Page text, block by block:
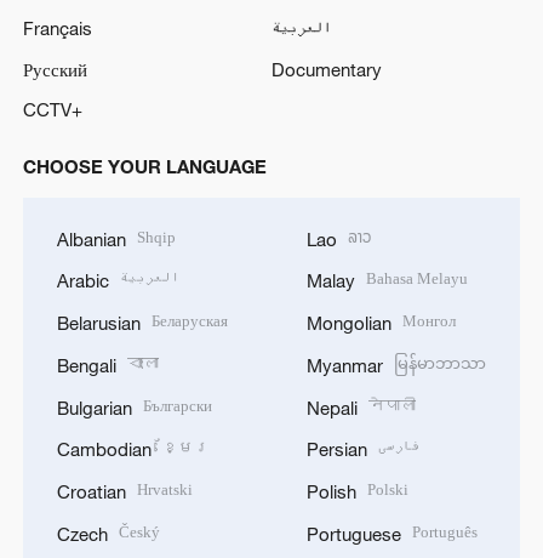
Français
العربية
Русский
Documentary
CCTV+
CHOOSE YOUR LANGUAGE
Albanian Shqip
Arabic العربية
Belarusian Беларуская
Bengali বাংলা
Bulgarian Български
Cambodian ខ្មែរ
Croatian Hrvatski
Czech Český
Lao ລາວ
Malay Bahasa Melayu
Mongolian Монгол
Myanmar မြန်မာဘာသာ
Nepali नेपाली
Persian فارسی
Polish Polski
Portuguese Português